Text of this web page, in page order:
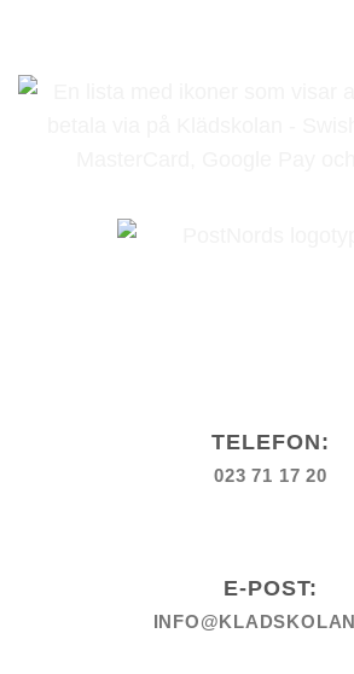
TELEFON:
023 71 17 20
E-POST: